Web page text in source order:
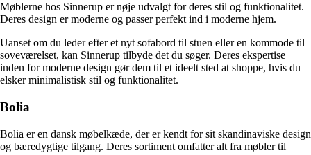
Møblerne hos Sinnerup er nøje udvalgt for deres stil og funktionalitet.
Deres design er moderne og passer perfekt ind i moderne hjem.
Uanset om du leder efter et nyt sofabord til stuen eller en kommode til
soveværelset, kan Sinnerup tilbyde det du søger. Deres ekspertise
inden for moderne design gør dem til et ideelt sted at shoppe, hvis du
elsker minimalistisk stil og funktionalitet.
Bolia
Bolia er en dansk møbelkæde, der er kendt for sit skandinaviske design
og bæredygtige tilgang. Deres sortiment omfatter alt fra møbler til